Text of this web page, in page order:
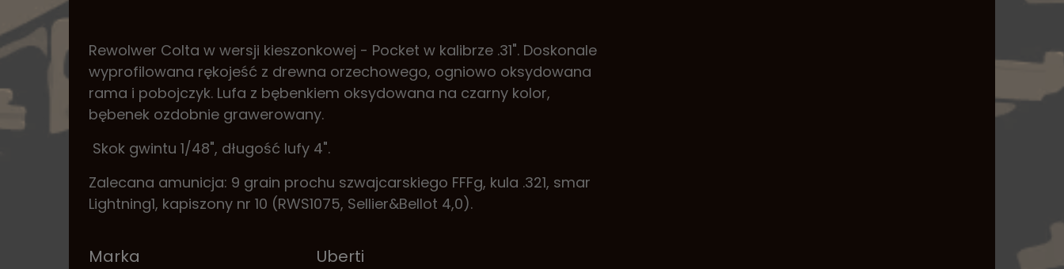
Rewolwer Colta w wersji kieszonkowej - Pocket w kalibrze .31". Doskonale
wyprofilowana rękojeść z drewna orzechowego, ogniowo oksydowana
rama i pobojczyk. Lufa z bębenkiem oksydowana na czarny kolor,
bębenek ozdobnie grawerowany.
Skok gwintu 1/48", długość lufy 4".
Zalecana amunicja: 9 grain prochu szwajcarskiego FFFg, kula .321, smar
Lightning1, kapiszony nr 10 (RWS1075, Sellier&Bellot 4,0).
Marka
Uberti